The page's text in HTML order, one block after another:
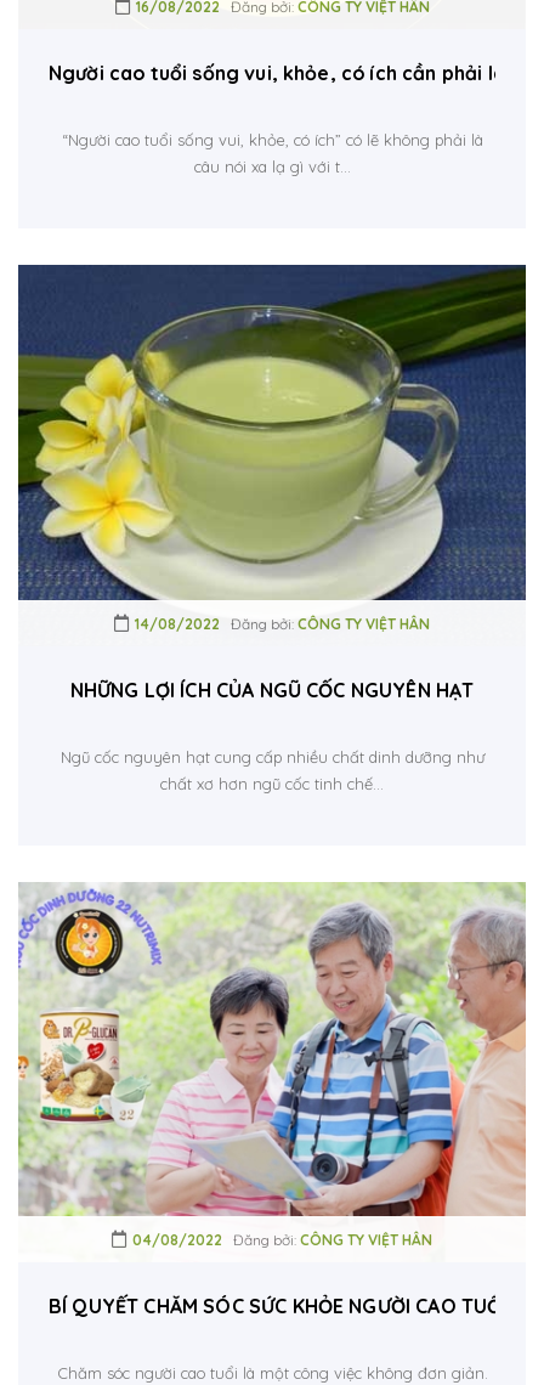
16/08/2022 Đăng bởi: CÔNG TY VIỆT HÂN
Người cao tuổi sống vui, khỏe, có ích cần phải làm
“Người cao tuổi sống vui, khỏe, có ích” có lẽ không phải là
câu nói xa lạ gì với t...
14/08/2022 Đăng bởi: CÔNG TY VIỆT HÂN
NHỮNG LỢI ÍCH CỦA NGŨ CỐC NGUYÊN HẠT
Ngũ cốc nguyên hạt cung cấp nhiều chất dinh dưỡng như
chất xơ hơn ngũ cốc tinh chế...
04/08/2022 Đăng bởi: CÔNG TY VIỆT HÂN
Chăm sóc người cao tuổi là một công việc không đơn giản.